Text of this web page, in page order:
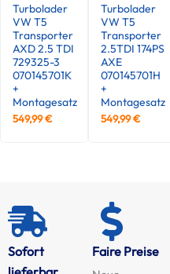
Turbolader
VW T5
Transporter
AXD 2.5 TDI
729325-3
070145701K
+
Montagesatz
549,99€
Turbolader
VW T5
Transporter
2.5TDI 174PS
AXE
070145701H
+
Montagesatz
549,99€
Sofort
Faire Preise